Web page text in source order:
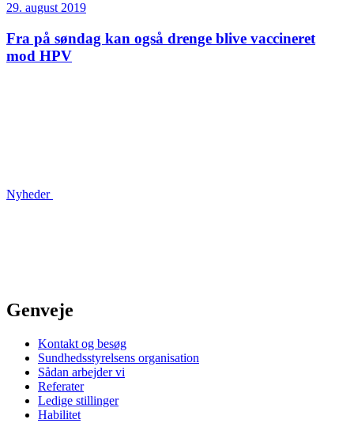
29. august 2019
Fra på søndag kan også drenge blive vaccineret
mod HPV
Nyheder
Genveje
Kontakt og besøg
Sundhedsstyrelsens organisation
Sådan arbejder vi
Referater
Ledige stillinger
Habilitet